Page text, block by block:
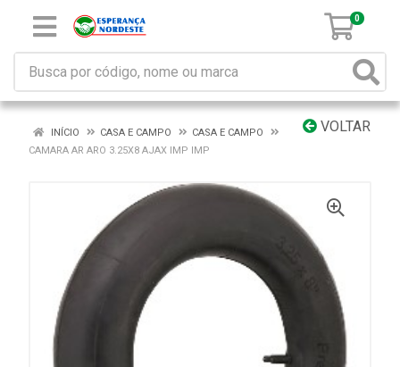
0
VOLTAR
INÍCIO CASA E CAMPO
CASA E CAMPO
CAMARA AR ARO 3.25X8 AJAX IMP IMP